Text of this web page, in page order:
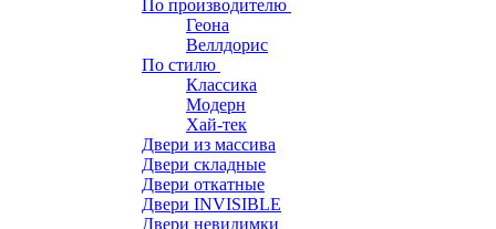
По производителю
Геона
Веллдорис
По стилю
Классика
Модерн
Хай-тек
Двери из массива
Двери складные
Двери откатные
Двери INVISIBLE
Двери невидимки